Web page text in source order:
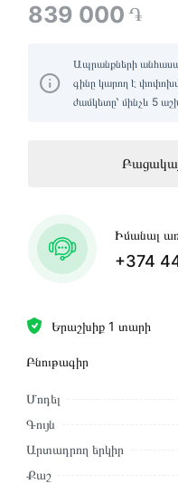
Երաշխիք 1 տարի
Բնութագիր
Մոդել
Գույն
Արտադրող երկիր
Քաշ
839 000 ֏
Ապրանքների
գինը կարող է
ժամկետը՝ մինչև 5
Իմանալ
+374